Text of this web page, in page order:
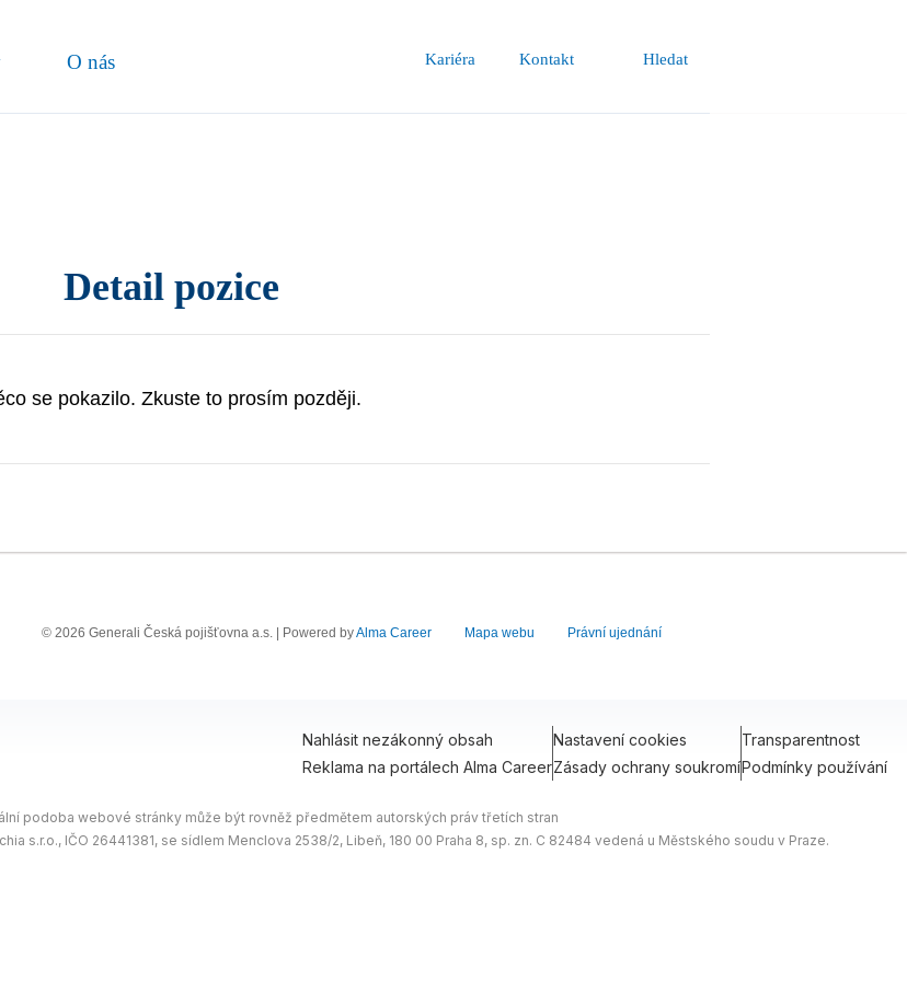
O nás Kariéra Kontakt Hledat
Detail pozice
se pokazilo. Zkuste to prosím později.
© 2026 Generali Česká pojišťovna a.s. | Powered byAlma Career Mapa webu Právní ujednání
Nahlásit nezákonný obsah Nastavení cookies
Transparentnost
Reklama na portálech Alma CareerZásady ochrany soukromíPodmínky používání
podoba webové stránky může být rovněž předmětem autorských práv třetích stran
s.r.o., IČO 26441381, se sídlem Menclova 2538/2, Libeň, 180 00 Praha 8, sp. zn. C 82484 vedená u Městského soudu v Praze.